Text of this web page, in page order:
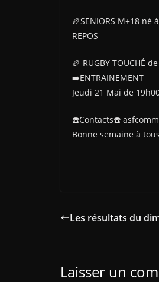
🏉SENIORS M+18 né
REPOS
🏉 RUGBY TOUCHÉ
➡️ENTRAINEMENT
Jeudi 21 Mai de
☎️Contacts☎️
Bonne semaine à
Les résultats du
Laisser un